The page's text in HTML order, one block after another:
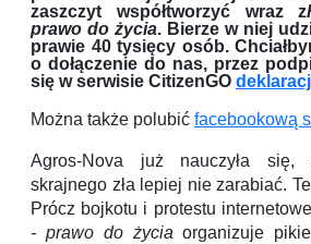
zaszczyt współtworzyć wraz z
prawo do życia. Bierze w niej
prawie 40 tysięcy osób.
o dołączenie do nas, przez
się w serwisie CitizenGO
Można także polubić facebookową
Agros-Nova już nauczyła
skrajnego zła lepiej nie zarabiać.
Prócz bojkotu i protestu
- prawo do życia organizuje